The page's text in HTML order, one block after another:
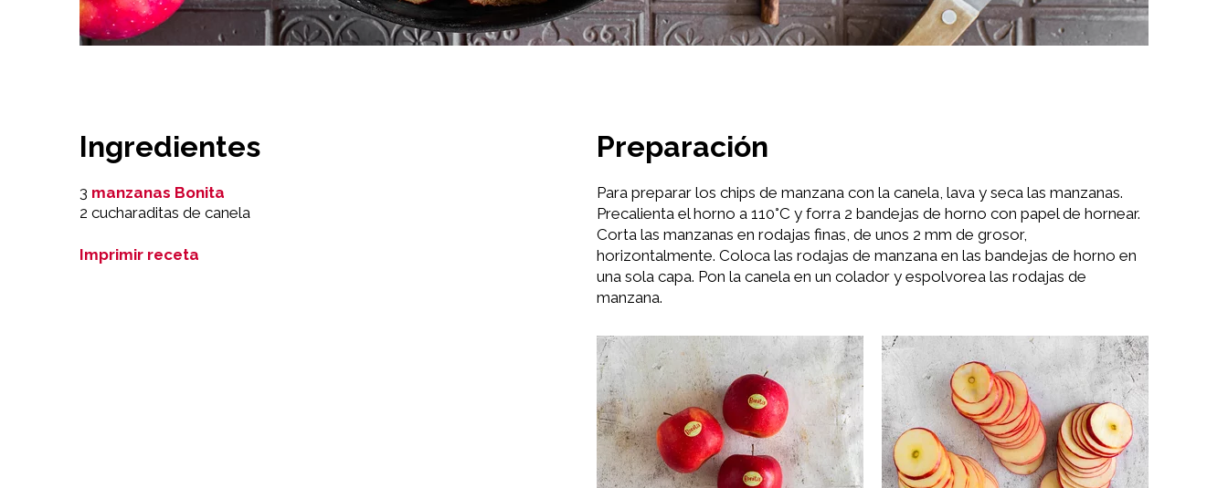
Ingredientes
3 manzanas Bonita
2 cucharaditas de canela
Imprimir receta
Preparación
Para preparar los chips de manzana con la canela, lava y seca las manzanas.
Precalienta el horno a 110°C y forra 2 bandejas de horno con papel de hornear.
Corta las manzanas en rodajas finas, de unos 2 mm de grosor,
horizontalmente. Coloca las rodajas de manzana en las bandejas de horno en
una sola capa. Pon la canela en un colador y espolvorea las rodajas de
manzana.